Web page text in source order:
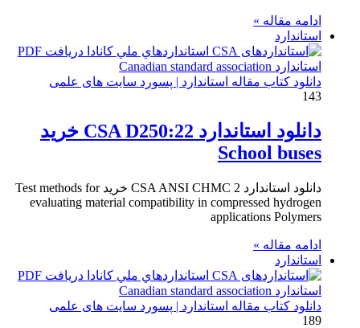
ادامه مقاله »
استاندارد
دانلود کتاب مقاله استاندارد | پسورد سایت های علمی
143
دانلود استاندارد CSA D250:22 خرید
School buses
دانلود استاندارد CSA ANSI CHMC 2 خرید Test methods for
evaluating material compatibility in compressed hydrogen
applications Polymers
ادامه مقاله »
استاندارد
دانلود کتاب مقاله استاندارد | پسورد سایت های علمی
189